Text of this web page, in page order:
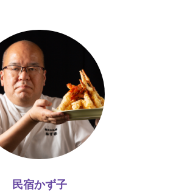
民宿かず子